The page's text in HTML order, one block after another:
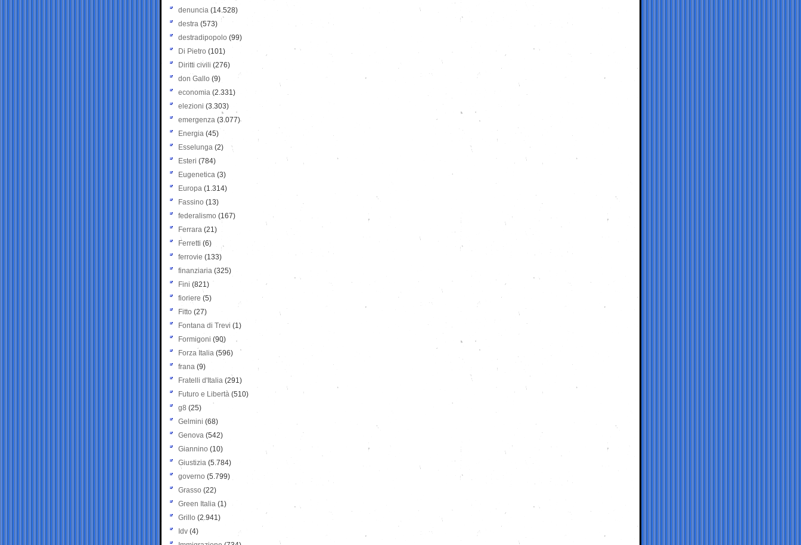
denuncia (14.528)
destra (573)
destradipopolo (99)
Di Pietro (101)
Diritti civili (276)
don Gallo (9)
economia (2.331)
elezioni (3.303)
emergenza (3.077)
Energia (45)
Esselunga (2)
Esteri (784)
Eugenetica (3)
Europa (1.314)
Fassino (13)
federalismo (167)
Ferrara (21)
Ferretti (6)
ferrovie (133)
finanziaria (325)
Fini (821)
fioriere (5)
Fitto (27)
Fontana di Trevi (1)
Formigoni (90)
Forza Italia (596)
frana (9)
Fratelli d'Italia (291)
Futuro e Libertà (510)
g8 (25)
Gelmini (68)
Genova (542)
Giannino (10)
Giustizia (5.784)
governo (5.799)
Grasso (22)
Green Italia (1)
Grillo (2.941)
Idv (4)